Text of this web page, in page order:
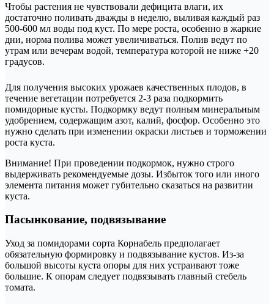
Чтобы растения не чувствовали дефицита влаги, их
достаточно поливать дважды в неделю, выливая каждый раз
500-600 мл воды под куст. По мере роста, особенно в жаркие
дни, норма полива может увеличиваться. Полив ведут по
утрам или вечерам водой, температура которой не ниже +20
градусов.
Для получения высоких урожаев качественных плодов, в
течение вегетации потребуется 2-3 раза подкормить
помидорные кусты. Подкормку ведут полным минеральным
удобрением, содержащим азот, калий, фосфор. Особенно это
нужно сделать при изменении окраски листьев и торможении
роста куста.
Внимание! При проведении подкормок, нужно строго
выдерживать рекомендуемые дозы. Избыток того или иного
элемента питания может губительно сказаться на развитии
куста.
Пасынкование, подвязывание
Уход за помидорами сорта Корнабель предполагает
обязательную формировку и подвязывание кустов. Из-за
большой высоты куста опоры для них устраивают тоже
большие. К опорам следует подвязывать главный стебель
томата.